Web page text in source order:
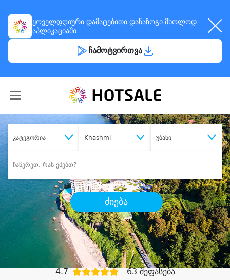
ყოველდღიური დამატებითი დანაზოგი მხოლოდ
აპლიკაციაში
ჩამოტვირთვა
კატეგორია Khashmi უბანი
ძიება
შეიძინესასურველი მომსახურება
დიდი დანაზოგით
4.7 63 შეფასება